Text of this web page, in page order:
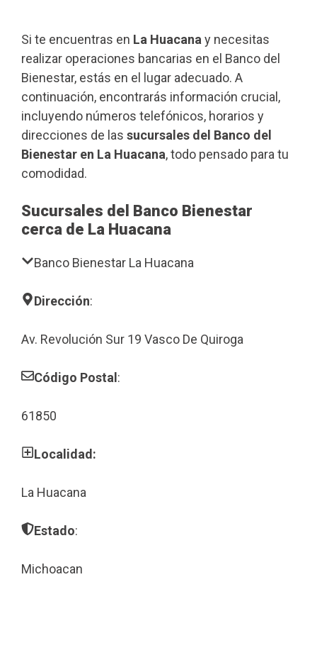
Si te encuentras en La Huacanay necesitas
realizar operaciones bancarias en el Banco del
Bienestar, estás en el lugar adecuado. A
continuación, encontrarás información crucial,
incluyendo números telefónicos, horarios y
direcciones de las sucursales del Banco del
Bienestar en La Huacana, todo pensado para tu
comodidad.
Sucursales del Banco Bienestar
cerca de La Huacana
Banco Bienestar La Huacana
Dirección:
Av. Revolución Sur 19 Vasco De Quiroga
Código Postal :
61850
Localidad:
La Huacana
Estado:
Michoacan